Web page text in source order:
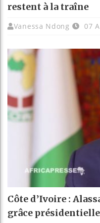
restent à la traîne
Vanessa Ndong 07
Côte d’Ivoire :
grâce présidentielle